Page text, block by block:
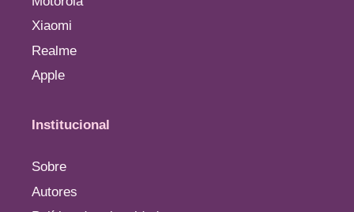
Xiaomi
Realme
Apple
Institucional
Sobre
Autores